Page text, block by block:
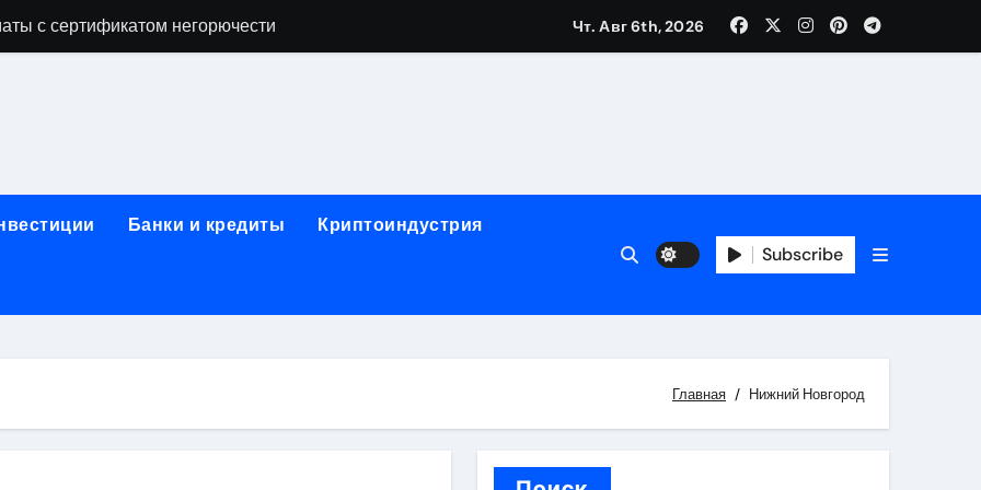
с сертификатом негорючести
и направляющих для конвейерных лент
лотков для хранения электронных компонентов
этапы строительства, проверка застройщика и сценарии оформления сделки
информация о сельскохозяйственных предприятиях
станций серий T330 и T990
Чт. Авг 6th, 2026
Банки и кредиты Криптоиндустрия
Subscribe
Главная Нижний Новгород